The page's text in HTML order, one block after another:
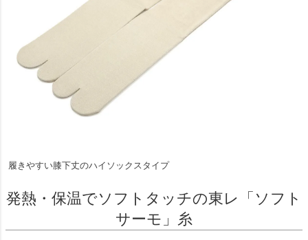
履きやすい膝下丈のハイソックスタイプ
発熱・保温でソフトタッチの東レ「ソフト
サーモ」糸